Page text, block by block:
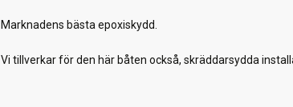
Marknadens bästa epoxiskydd.
Vi tillverkar för den här båten också, skräddarsydda